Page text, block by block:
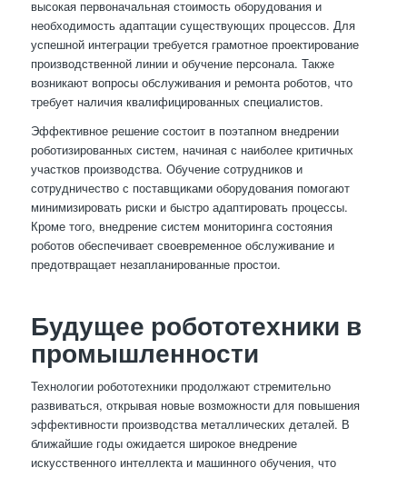
высокая первоначальная стоимость оборудования и
необходимость адаптации существующих процессов. Для
успешной интеграции требуется грамотное проектирование
производственной линии и обучение персонала. Также
возникают вопросы обслуживания и ремонта роботов, что
требует наличия квалифицированных специалистов.
Эффективное решение состоит в поэтапном внедрении
роботизированных систем, начиная с наиболее критичных
участков производства. Обучение сотрудников и
сотрудничество с поставщиками оборудования помогают
минимизировать риски и быстро адаптировать процессы.
Кроме того, внедрение систем мониторинга состояния
роботов обеспечивает своевременное обслуживание и
предотвращает незапланированные простои.
Будущее робототехники в
промышленности
Технологии робототехники продолжают стремительно
развиваться, открывая новые возможности для повышения
эффективности производства металлических деталей. В
ближайшие годы ожидается широкое внедрение
искусственного интеллекта и машинного обучения, что